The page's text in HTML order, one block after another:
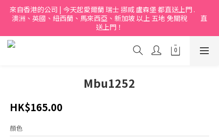
來自香港的公司 | 今天起愛爾蘭 瑞士 挪烕 盧森堡 都直送上門 .
澳洲、英國、紐西蘭、馬來西亞、新加坡 以上 五地 免關稅         直
送上門！
Mbu1252
HK$165.00
顏色